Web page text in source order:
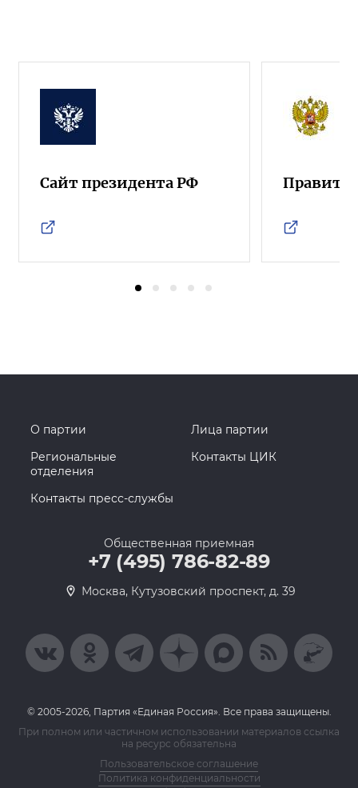
Сайт президента РФ
О партии
Лица партии
Региональные
отделения
Контакты ЦИК
Контакты пресс-службы
Общественная приемная
+7 (495) 786-82-89
Москва, Кутузовский проспект, д. 39
© 2005-2026, Партия «Единая Россия». Все права защищены.
При полном или частичном использовании материалов ссылка
на ресурс обязательна
Пользовательское соглашение
Политика конфиденциальности